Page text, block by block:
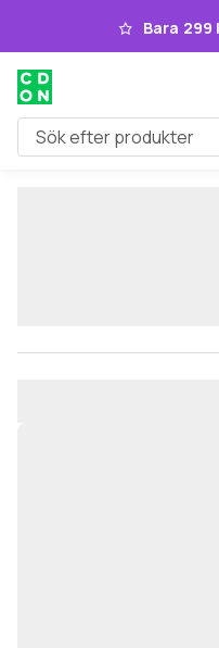
Hoppa till Bara
Sök efter produkter